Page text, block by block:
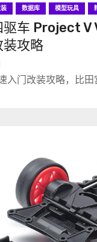
数据库 模型玩具
驱车 Project V
攻略
入门改装攻略，比田